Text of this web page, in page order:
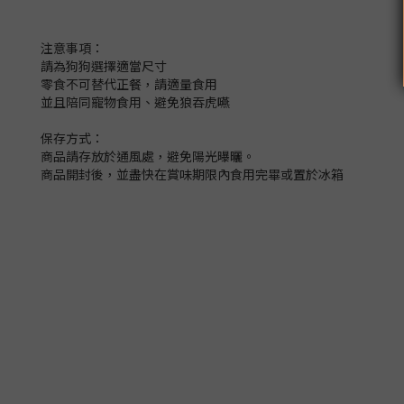
注意事項：
請為狗狗選擇適當尺寸
零食不可替代正餐，請適量食用
並且陪同寵物食用、避免狼吞虎嚥
保存方式：
商品請存放於通風處，避免陽光曝曬。
商品開封後，並盡快在賞味期限內食用完畢或置於冰箱